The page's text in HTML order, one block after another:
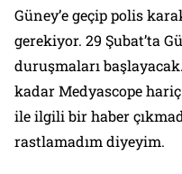
Güney’e geçip polis
gerekiyor. 29 Şubat’ta
duruşmaları
kadar Medyascope
ile ilgili bir haber
rastlamadım diyeyim.